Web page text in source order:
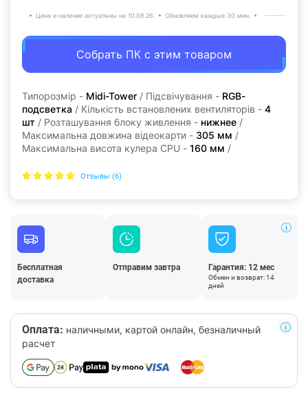
Цена и наличие актуальны на 10.08.26. Обновляем каждые 30 мин.
Собрать ПК с этим товаром
Типорозмір - Midi-Tower / Підсвічування - RGB-
подсветка / Кількість встановлених вентиляторів - 4
шт / Розташування блоку живлення - нижнее /
Максимальна довжина відеокарти - 305 мм /
Максимальна висота кулера CPU - 160 мм /
Отзывы (6)
Бесплатная
доставка
Отправим завтра Гарантия: 12 мес
Обмен и возврат: 14
дней
Оплата: наличными, картой онлайн, безналичный
расчет